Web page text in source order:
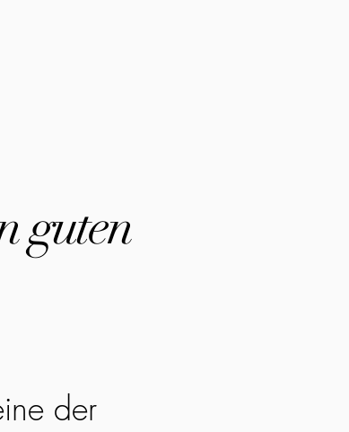
guten
der